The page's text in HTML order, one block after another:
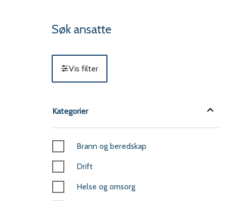
her:
Søk ansatte
Vis filter
Filter
Kategorier
Brann og beredskap
Drift
Helse og omsorg